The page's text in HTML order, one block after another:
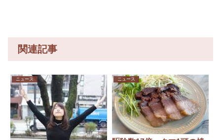
関連記事
ニュース ニュース